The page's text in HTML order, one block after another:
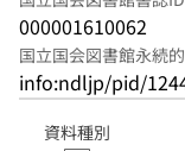
000001610062
国立国会図書館永続
info:ndljp/pid/
資料種別